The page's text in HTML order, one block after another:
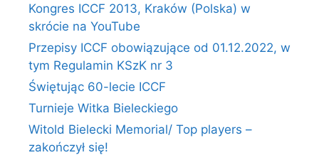
Kongres ICCF 2013, Kraków (Polska) w
skrócie na YouTube
Przepisy ICCF obowiązujące od 01.12.2022, w
tym Regulamin KSzK nr 3
Świętując 60-lecie ICCF
Turnieje Witka Bieleckiego
Witold Bielecki Memorial/ Top players –
zakończył się!